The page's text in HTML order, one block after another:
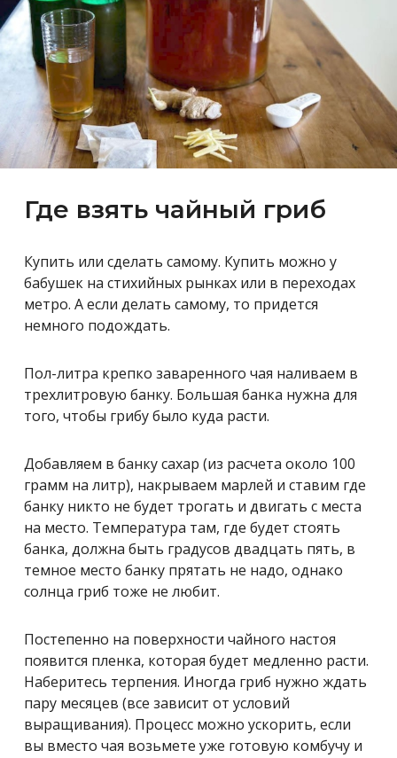
Где взять чайный гриб
Купить или сделать самому. Купить можно у
бабушек на стихийных рынках или в переходах
метро. А если делать самому, то придется
немного подождать.
Пол-литра крепко заваренного чая наливаем в
трехлитровую банку. Большая банка нужна для
того, чтобы грибу было куда расти.
Добавляем в банку сахар (из расчета около 100
грамм на литр), накрываем марлей и ставим где
банку никто не будет трогать и двигать с места
на место. Температура там, где будет стоять
банка, должна быть градусов двадцать пять, в
темное место банку прятать не надо, однако
солнца гриб тоже не любит.
Постепенно на поверхности чайного настоя
появится пленка, которая будет медленно расти.
Наберитесь терпения. Иногда гриб нужно ждать
пару месяцев (все зависит от условий
выращивания). Процесс можно ускорить, если
вы вместо чая возьмете уже готовую комбучу и